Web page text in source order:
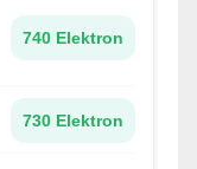
740 Elektron
730 Elektron